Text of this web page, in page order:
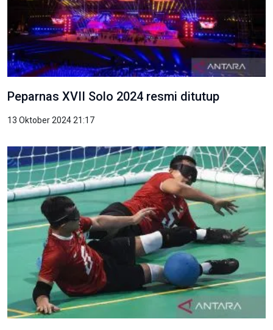
Peparnas XVII Solo 2024 resmi ditutup
13 Oktober 2024 21:17